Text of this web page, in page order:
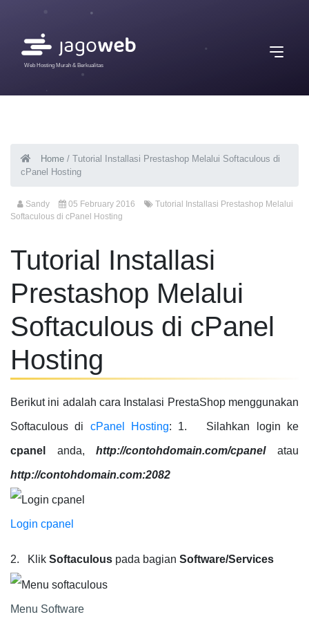
Web Hosting Murah & Berkualitas
Home / Tutorial Installasi Prestashop Melalui Softaculous di
cPanel Hosting
Sandy 05 February 2016
Tutorial Installasi Prestashop Melalui
Softaculous di cPanel Hosting
Tutorial Installasi
Prestashop Melalui
Softaculous di cPanel
Hosting
Berikut ini adalah cara Instalasi PrestaShop menggunakan
Softaculous di cPanel Hosting: 1. Silahkan login ke
cpanel anda,http://contohdomain.com/cpanelatau
http://contohdomain.com:2082
Login cpanel
2. Klik Softaculous pada bagian Software/Services
Menu Software